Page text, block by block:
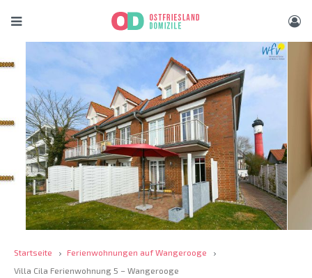
Startseite
Ferienwohnungen auf Wangerooge
Villa Cila Ferienwohnung 5 – Wangerooge